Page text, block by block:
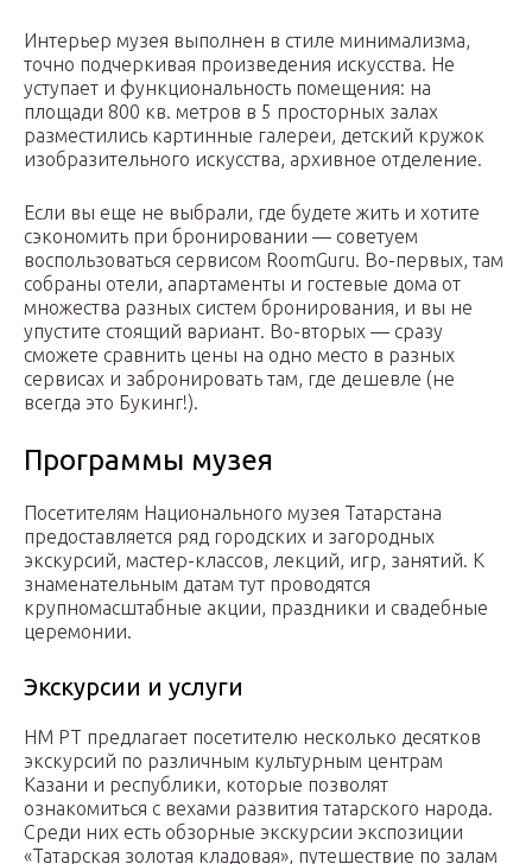
Интерьер музея выполнен в стиле минимализма,
точно подчеркивая произведения искусства. Не
уступает и функциональность помещения: на
площади 800 кв. метров в 5 просторных залах
разместились картинные галереи, детский кружок
изобразительного искусства, архивное отделение.
Если вы еще не выбрали, где будете жить и хотите
сэкономить при бронировании — советуем
воспользоваться сервисом RoomGuru. Во-первых, там
собраны отели, апартаменты и гостевые дома от
множества разных систем бронирования, и вы не
упустите стоящий вариант. Во-вторых — сразу
сможете сравнить цены на одно место в разных
сервисах и забронировать там, где дешевле (не
всегда это Букинг!).
Программы музея
Посетителям Национального музея Татарстана
предоставляется ряд городских и загородных
экскурсий, мастер-классов, лекций, игр, занятий. К
знаменательным датам тут проводятся
крупномасштабные акции, праздники и свадебные
церемонии.
Экскурсии и услуги
НМ РТ предлагает посетителю несколько десятков
экскурсий по различным культурным центрам
Казани и республики, которые позволят
ознакомиться с вехами развития татарского народа.
Среди них есть обзорные экскурсии экспозиции
«Татарская золотая кладовая», путешествие по залам